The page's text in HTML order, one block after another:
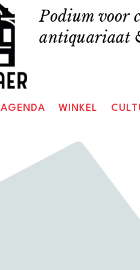
Podium voor
antiquariaat
AGENDA WINKEL